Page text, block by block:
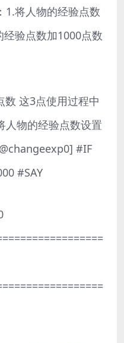
1.将人物的经验点数
验点数加1000点数
数 这3点使用过程中
人物的经验点数设置
#IF
#SAY